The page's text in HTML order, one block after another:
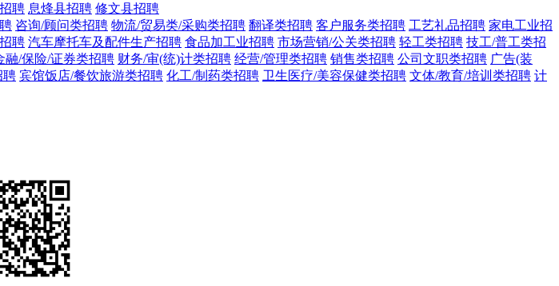
聘 息烽县招聘 修文县招聘
咨询/顾问类招聘 物流/贸易类/采购类招聘 翻译类招聘 客户服务类招聘 工艺礼品招聘 家电工业招
聘 汽车摩托车及配件生产招聘 食品加工业招聘 市场营销/公关类招聘 轻工类招聘 技工/普工类招
融/保险/证券类招聘 财务/审(统)计类招聘 经营/管理类招聘 销售类招聘 公司文职类招聘 广告(装
聘 宾馆饭店/餐饮旅游类招聘 化工/制药类招聘 卫生医疗/美容保健类招聘 文体/教育/培训类招聘 计